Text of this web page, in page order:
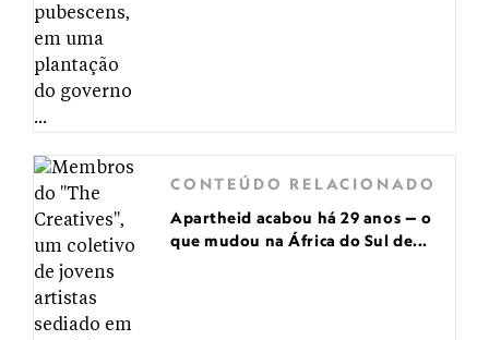
CONTEÚDO RELACIONADO
Apartheid acabou há 29 anos — o
que mudou na África do Sul de...